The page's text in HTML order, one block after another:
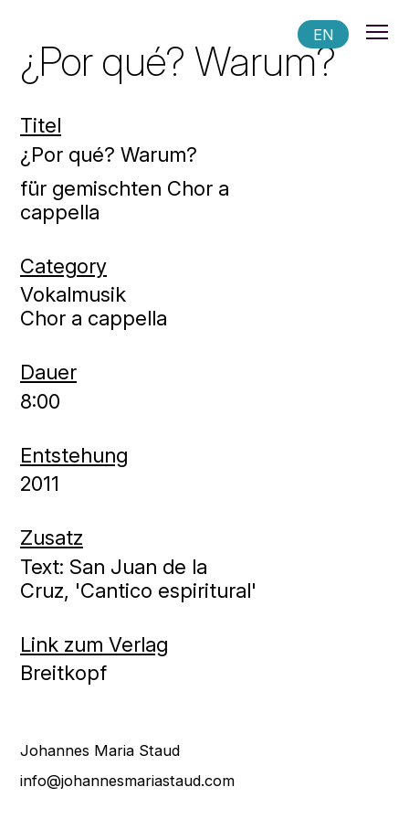
EN
¿Por qué? Warum?
Titel
¿Por qué? Warum?
für gemischten Chor a
cappella
Category
Vokalmusik
Chor a cappella
Dauer
8:00
Entstehung
2011
Zusatz
Text: San Juan de la
Cruz, 'Cantico espiritural'
Link zum Verlag
Breitkopf
Johannes Maria Staud
info@johannesmariastaud.com